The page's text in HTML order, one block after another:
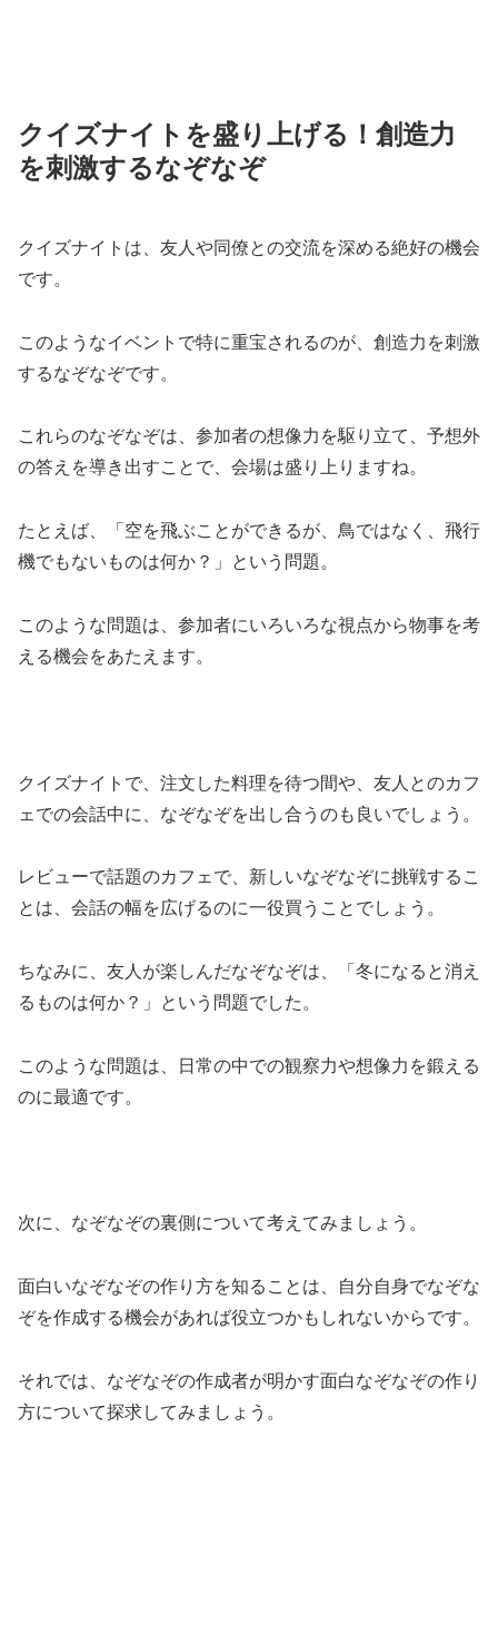
クイズナイトを盛り上げる！創造力
を刺激するなぞなぞ
クイズナイトは、友人や同僚との交流を深める絶好の機会
です。
このようなイベントで特に重宝されるのが、創造力を刺激
するなぞなぞです。
これらのなぞなぞは、参加者の想像力を駆り立て、予想外
の答えを導き出すことで、会場は盛り上りますね。
たとえば、「空を飛ぶことができるが、鳥ではなく、飛行
機でもないものは何か？」という問題。
このような問題は、参加者にいろいろな視点から物事を考
える機会をあたえます。
クイズナイトで、注文した料理を待つ間や、友人とのカフ
ェでの会話中に、なぞなぞを出し合うのも良いでしょう。
レビューで話題のカフェで、新しいなぞなぞに挑戦するこ
とは、会話の幅を広げるのに一役買うことでしょう。
ちなみに、友人が楽しんだなぞなぞは、「冬になると消え
るものは何か？」という問題でした。
このような問題は、日常の中での観察力や想像力を鍛える
のに最適です。
次に、なぞなぞの裏側について考えてみましょう。
面白いなぞなぞの作り方を知ることは、自分自身でなぞな
ぞを作成する機会があれば役立つかもしれないからです。
それでは、なぞなぞの作成者が明かす面白なぞなぞの作り
方について探求してみましょう。